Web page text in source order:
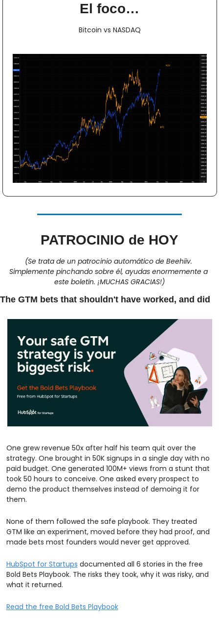
El foco…
Bitcoin vs NASDAQ
PATROCINIO de HOY
(Se trata de un patrocinio automático de Beehiiv.
Simplemente pinchando sobre él, ayudas enormemente a
este boletín. ¡MUCHAS GRACIAS!)
The GTM bets that shouldn't have worked, and did
One grew revenue 50x after half his team quit over the
strategy. One brought in 50K signups in a single day with no
paid budget. One generated 100M+ views from a stunt that
took 50 hours to conceive. One asked every prospect to
demo the product themselves instead of demoing it for
them.
None of them followed the safe playbook. They treated
GTM like an experiment, moved before they had proof, and
made bets most founders would never get approved.
HubSpot for Startups documented all 6 stories in the free
Bold Bets Playbook. The risks they took, why it was risky, and
what it returned.
Read the free Bold Bets Playbook